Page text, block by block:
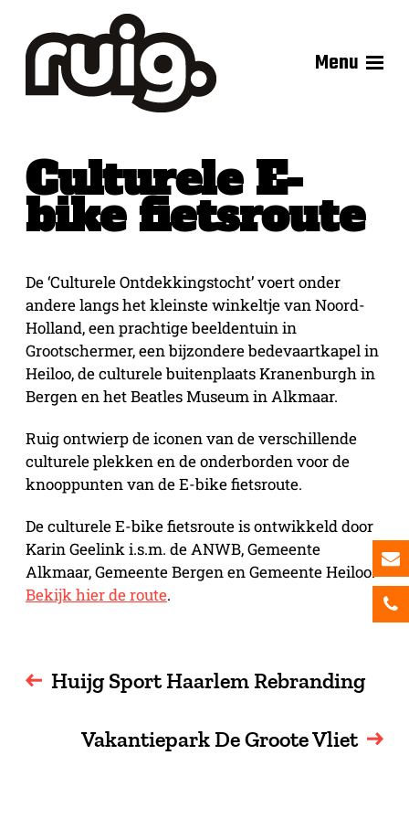
Menu
Culturele E-
bike fietsroute
De ‘Culturele Ontdekkingstocht’ voert onder
andere langs het kleinste winkeltje van Noord-
Holland, een prachtige beeldentuin in
Grootschermer, een bijzondere bedevaartkapel in
Heiloo, de culturele buitenplaats Kranenburgh in
Bergen en het Beatles Museum in Alkmaar.
Ruig ontwierp de iconen van de verschillende
culturele plekken en de onderborden voor de
knooppunten van de E-bike fietsroute.
De culturele E-bike fietsroute is ontwikkeld door
Karin Geelink i.s.m. de ANWB, Gemeente
Alkmaar, Gemeente Bergen en Gemeente Heiloo.
Bekijk hier de route.
Huijg Sport Haarlem Rebranding
Vakantiepark De Groote Vliet